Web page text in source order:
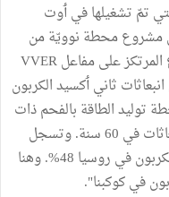
تمّ تشغيلهافيٲوت
مشروعمحطة نوويّةمن
المرتكزعلىمفاعلVVER
انبعاثات ثانيٲكسيدالكربون
توليدالطاقة بالفحمذات
في سنة.وتسجل
في روسيا %
.وهنا
فيكوكبنا".